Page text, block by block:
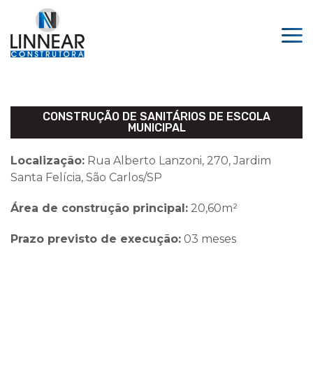
CONSTRUÇÃO DE SANITÁRIOS DE ESCOLA
MUNICIPAL
Localização: Rua Alberto Lanzoni, 270, Jardim
Santa Felícia, São Carlos/SP
Área de construção principal: 20,60m²
Prazo previsto de execução: 03 meses